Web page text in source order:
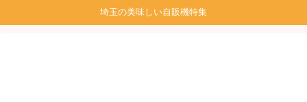
埼玉の美味しい自販機特集